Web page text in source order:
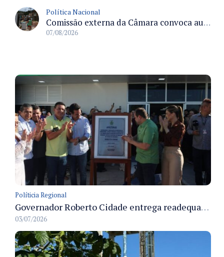
Política Nacional
Comissão externa da Câmara convoca audiência pública sobre chuvas na Zona da Mata de Minas Gerais e impactos em Juiz de Fora
07/08/2026
Políticia Regional
Governador Roberto Cidade entrega readequação do ambulatório da FCecon e amplia capacidade de atendimento oncológico em Manaus
03/07/2026